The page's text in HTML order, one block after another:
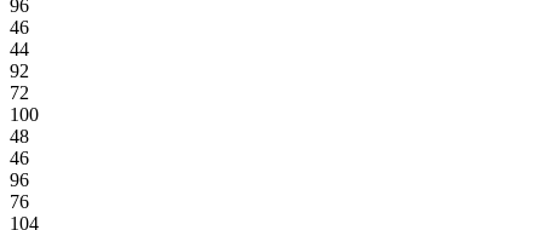
96
46
44
92
72
100
48
46
96
76
104